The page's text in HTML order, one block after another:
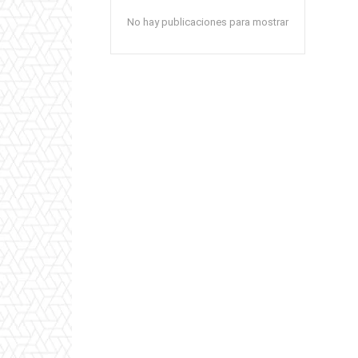
No hay publicaciones para mostrar